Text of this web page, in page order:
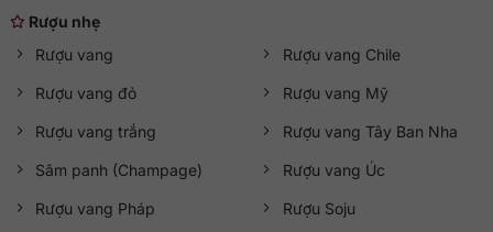
Cùng đá viên lớn
Mizunara ngọt ngào và mềm mại hơn.
Cocktail: Chivas Mizunara là nền tuyệt vời để pha chế
các loại cocktail kinh điển như Chivas Highball hoặc Old
Ngoài ra, sản phẩm cũng kết hợp hoàn hảo với các món ăn
như thịt nướng, sashimi, pho mát già và chocolate đen, giúp
nâng cao trải nghiệm ẩm thực.
Rượu nhẹ
Rượu vang
Rượu vang đỏ
Rượu vang trắng
Sâm panh (Champage)
Rượu vang Pháp
Rượu vang Chile
Rượu vang Mỹ
Rượu vang Tây Ban Nha
Rượu vang Úc
Rượu Soju